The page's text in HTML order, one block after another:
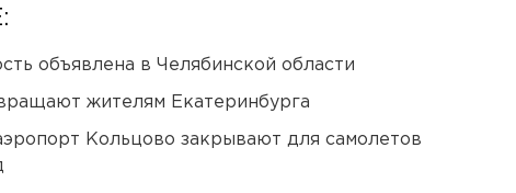
объявлена в Челябинской области
жителям Екатеринбурга
Кольцово закрывают для самолетов